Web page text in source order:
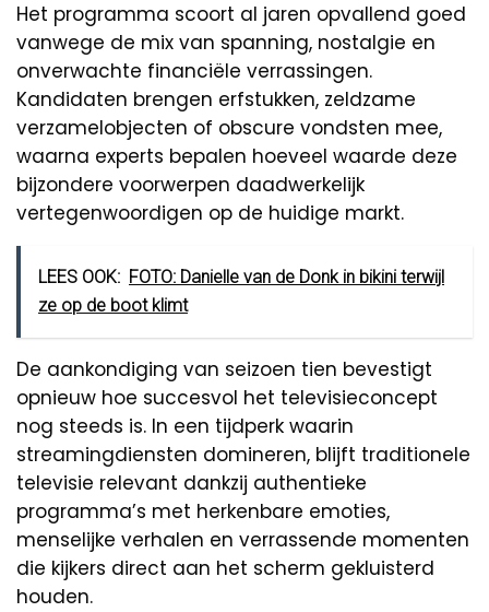
Het programma scoort al jaren opvallend goed
vanwege de mix van spanning, nostalgie en
onverwachte financiële verrassingen.
Kandidaten brengen erfstukken, zeldzame
verzamelobjecten of obscure vondsten mee,
waarna experts bepalen hoeveel waarde deze
bijzondere voorwerpen daadwerkelijk
vertegenwoordigen op de huidige markt.
LEES OOK: FOTO: Danielle van de Donk in bikini terwijl
ze op de boot klimt
De aankondiging van seizoen tien bevestigt
opnieuw hoe succesvol het televisieconcept
nog steeds is. In een tijdperk waarin
streamingdiensten domineren, blijft traditionele
televisie relevant dankzij authentieke
programma’s met herkenbare emoties,
menselijke verhalen en verrassende momenten
die kijkers direct aan het scherm gekluisterd
houden.